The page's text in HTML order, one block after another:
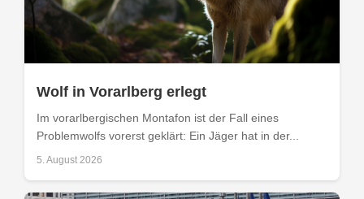
Wolf in Vorarlberg erlegt
Im vorarlbergischen Montafon ist der Fall eines
Problemwolfs vorerst geklärt: Ein Jäger hat in der...
5. August 2026